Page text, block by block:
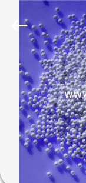
DOM
NAS
CO.,LTD.
Reserved.